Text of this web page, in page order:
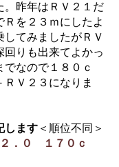
。昨年はＲＶ２１だ
を２３ｍにしたよ
してみましたがＲＶ
回りも出来てよかっ
なので１８０ｃ
Ｖ２３になりま
します ＜順位不同＞
．０ １７０ｃ